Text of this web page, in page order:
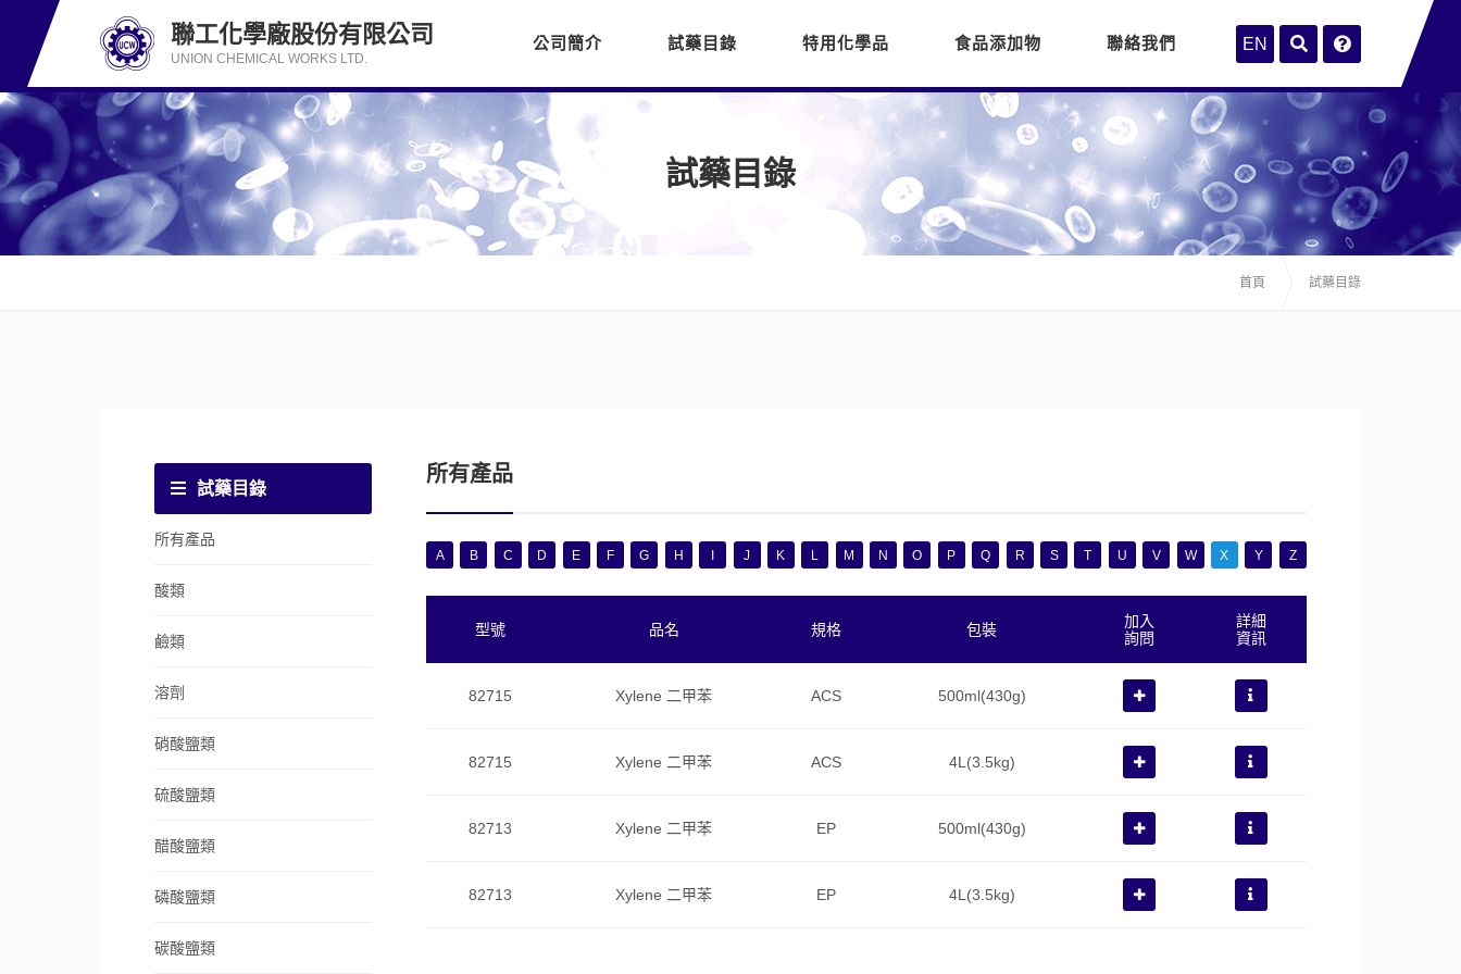
試藥目錄
首頁 試藥目錄
試藥目錄
所有產品
酸類
鹼類
溶劑
硝酸鹽類
硫酸鹽類
醋酸鹽類
磷酸鹽類
碳酸鹽類
所有產品
A B C D E F G H J K L M N O P Q R S T U V W X Y Z
型號 品名 規格 包裝
加入
詢問
詳細
資訊
82715 Xylene 二甲苯 ACS 500ml(430g)
82715 Xylene 二甲苯 ACS 4L(3.5kg)
82713 Xylene 二甲苯 EP 500ml(430g)
82713 Xylene 二甲苯 EP 4L(3.5kg)
聯工化學廠股份有限公司
UNION CHEMICAL WORKS LTD.
公司簡介 試藥目錄 特用化學品 食品添加物 聯絡我們 EN